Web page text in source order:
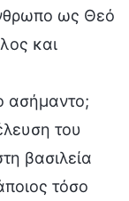
ως Θεό
και
ασήμαντο;
του
βασιλεία
τόσο